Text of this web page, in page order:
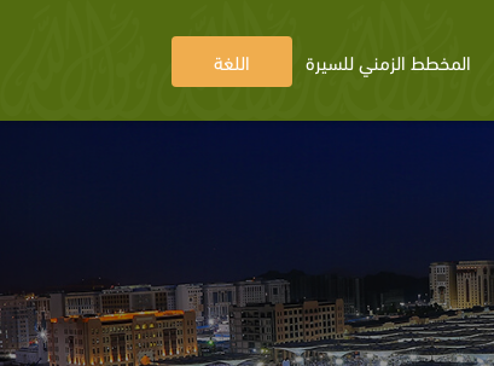
المخطط الزمني للسيرة اللغة